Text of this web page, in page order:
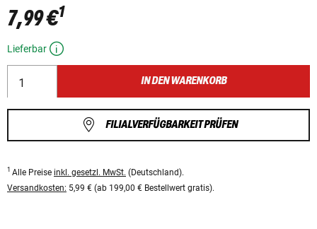
7,99 €1
Lieferbar
IN DEN WARENKORB
FILIALVERFÜGBARKEIT PRÜFEN
1 Alle Preise inkl. gesetzl. MwSt. (Deutschland).
Versandkosten: 5,99 € (ab 199,00 € Bestellwert gratis).